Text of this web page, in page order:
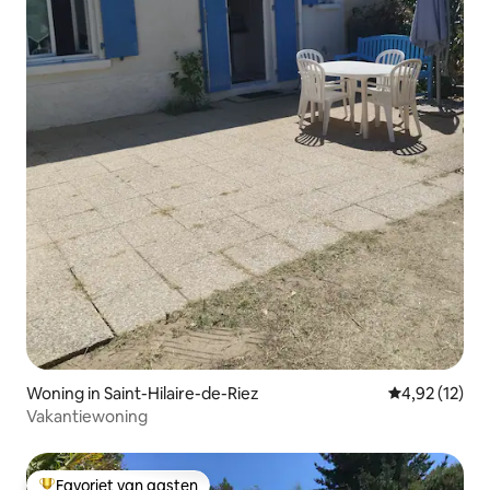
Woning in Saint-Hilaire-de-Riez Gemiddelde
4,92 (12)
Vakantiewoning
Favoriet van gasten